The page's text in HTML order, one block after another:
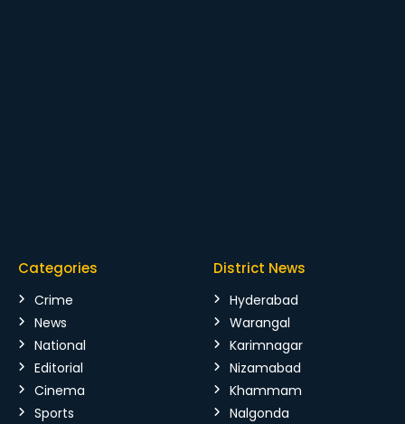
Categories
Crime
News
National
Editorial
Cinema
Sports
District News
Hyderabad
Warangal
Karimnagar
Nizamabad
Khammam
Nalgonda